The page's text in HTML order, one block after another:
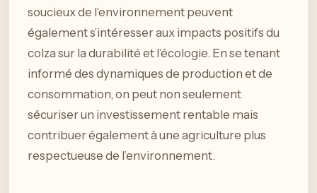
soucieux de l’environnement peuvent
également s’intéresser aux impacts positifs du
colza sur la durabilité et l’écologie. En se tenant
informé des dynamiques de production et de
consommation, on peut non seulement
sécuriser un investissement rentable mais
contribuer également à une agriculture plus
respectueuse de l’environnement.